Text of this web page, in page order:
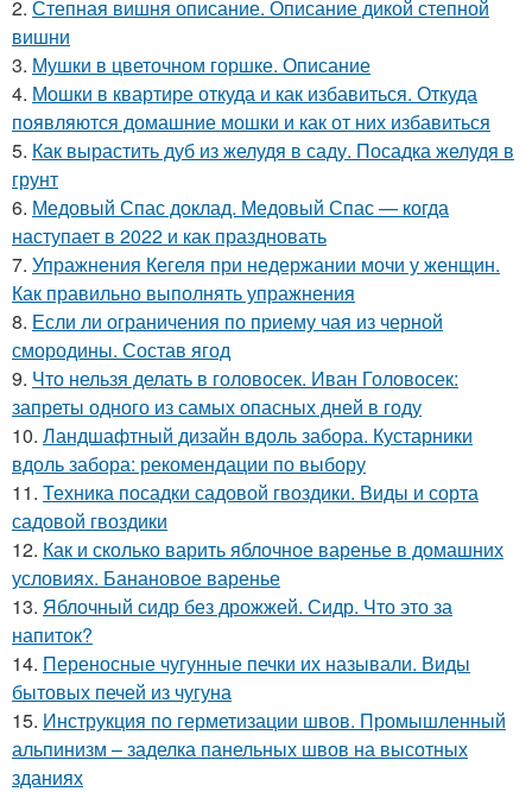
2. Степная вишня описание. Описание дикой степной
вишни
3. Мушки в цветочном горшке. Описание
4. Мошки в квартире откуда и как избавиться. Откуда
появляются домашние мошки и как от них избавиться
5. Как вырастить дуб из желудя в саду. Посадка желудя в
грунт
6. Медовый Спас доклад. Медовый Спас — когда
наступает в 2022 и как праздновать
7. Упражнения Кегеля при недержании мочи у женщин.
Как правильно выполнять упражнения
8. Если ли ограничения по приему чая из черной
смородины. Состав ягод
9. Что нельзя делать в головосек. Иван Головосек:
запреты одного из самых опасных дней в году
10. Ландшафтный дизайн вдоль забора. Кустарники
вдоль забора: рекомендации по выбору
11. Техника посадки садовой гвоздики. Виды и сорта
садовой гвоздики
12. Как и сколько варить яблочное варенье в домашних
условиях. Банановое варенье
13. Яблочный сидр без дрожжей. Сидр. Что это за
напиток?
14. Переносные чугунные печки их называли. Виды
бытовых печей из чугуна
15. Инструкция по герметизации швов. Промышленный
альпинизм – заделка панельных швов на высотных
зданиях